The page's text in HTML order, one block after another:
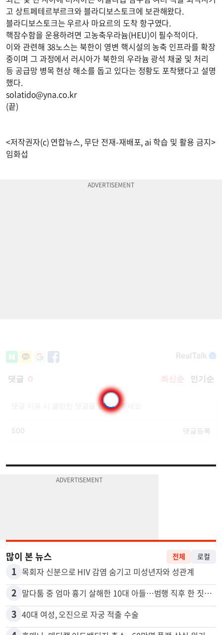
고 상트페테르부르크와 블라디보스토크에 보관해왔다.
블라디보스토크는 우르사 마요르의 도착 항구였다.
핵잠수함을 운용하려면 고농축우라늄(HEU)이 필수적이다.
이와 관련해 38노스는 북한이 영변 핵시설의 농축 인프라를 확장
중이며 그 과정에서 러시아가 북한의 우라늄 광석 채굴 및 처리
등 공급망 병목 현상 해소를 돕고 있다는 정황도 포착됐다고 설명
했다.
solatido@yna.co.kr
(끝)
<저작권자(c) 연합뉴스, 무단 전재-재배포, ai 학습 및 활용 금지>
임화섭
많이 본 뉴스 전체 로컬
1 목회자 신분으로 HIV 감염 숨기고 미성년자와 성관계
2 말다툼 중 엄마 흉기 살해한 10대 아들…범행 직후 한 짓 충격
3 40대 여성, 오진으로 자궁 적출 수술